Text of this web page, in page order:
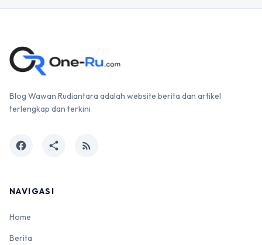
Blog Wawan Rudiantara adalah website berita dan artikel
terlengkap dan terkini
facebook share rss_feed
NAVIGASI
Home
Berita